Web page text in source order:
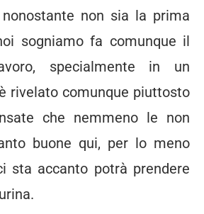
non sia la prima
sogniamo fa comunque il
specialmente in un
rivelato comunque piuttosto
che nemmeno le non
buone qui, per lo meno
sta accanto potrà prendere